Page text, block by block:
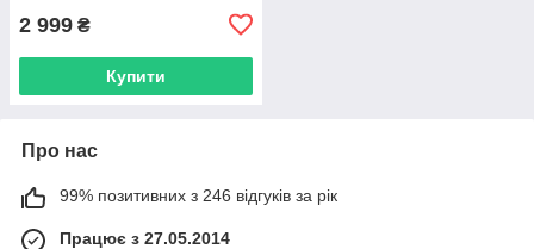
2 999 ₴
Купити
Про нас
99% позитивних з 246 відгуків за рік
Працює з 27.05.2014